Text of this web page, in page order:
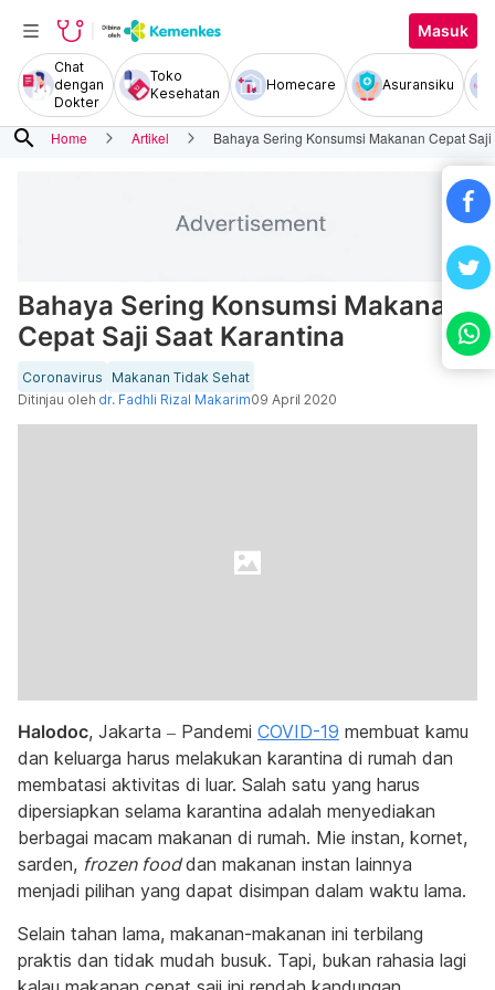
Masuk
Chat
dengan
Dokter
Toko
Kesehatan
Homecare Asuransiku
search Home Artikel Bahaya Sering Konsumsi Makanan Cepat
Bahaya Sering Konsumsi Makanan
Cepat Saji Saat Karantina
Coronavirus
Makanan Tidak Sehat
Ditinjau oleh dr. Fadhli Rizal Makarim09 April 2020
Halodoc, Jakarta – Pandemi COVID-19 membuat kamu
dan keluarga harus melakukan karantina di rumah dan
membatasi aktivitas di luar. Salah satu yang harus
dipersiapkan selama karantina adalah menyediakan
berbagai macam makanan di rumah. Mie instan, kornet,
sarden, frozen fooddan makanan instan lainnya
menjadi pilihan yang dapat disimpan dalam waktu lama.
Selain tahan lama, makanan-makanan ini terbilang
praktis dan tidak mudah busuk. Tapi, bukan rahasia lagi